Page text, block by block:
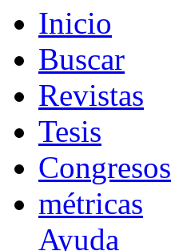
Inicio
Buscar
Revistas
Tesis
Congresos
métricas
Ayuda